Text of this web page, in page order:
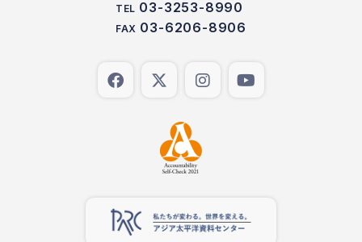
TEL 03-3253-8990
FAX 03-6206-8906